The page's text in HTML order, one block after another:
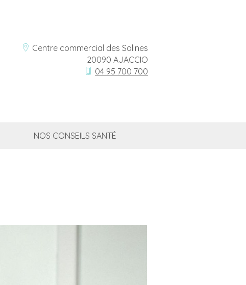
Centre commercial des Salines
20090 AJACCIO
04 95 700 700
NOS CONSEILS SANTÉ